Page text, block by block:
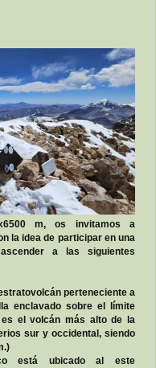
m, os invitamos a
la idea de participar en una
ascender a las siguientes
perteneciente a
enclavado sobre el límite
el volcán más alto de la
sur y occidental, siendo
está ubicado al este